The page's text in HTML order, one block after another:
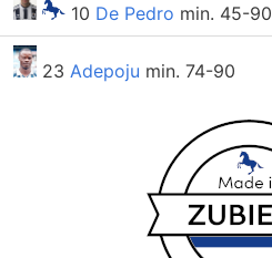
10 De Pedro min. 45-90
23 Adepoju min. 74-90